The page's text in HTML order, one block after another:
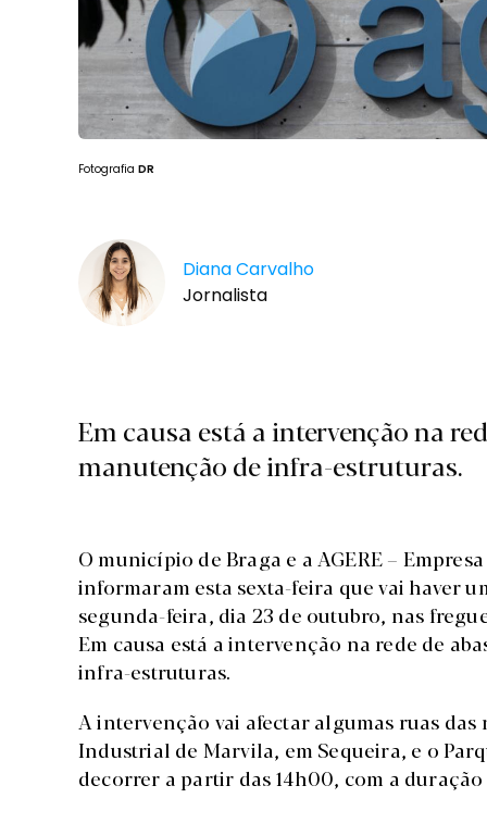
Fotografia DR
Diana Carvalho
Jornalista
Em causa está a intervenção na
manutenção de infra-estruturas.
O município de Braga e a AGERE –
informaram esta sexta-feira que vai haver
segunda-feira, dia 23 de outubro, nas
Em causa está a intervenção na rede de
infra-estruturas.
A intervenção vai afectar algumas ruas
Industrial de Marvila, em Sequeira, e o
decorrer a partir das 14h00, com a